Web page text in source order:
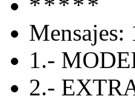
Mensajes:
1.-
2.-